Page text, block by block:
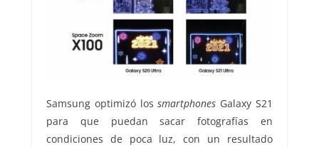
Samsung optimizó lossmartphones Galaxy S21
para que puedan sacar fotografías en
condiciones de poca luz, con un resultado